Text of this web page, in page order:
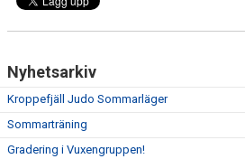
Nyhetsarkiv
Kroppefjäll Judo Sommarläger
Sommarträning
Gradering i Vuxengruppen!